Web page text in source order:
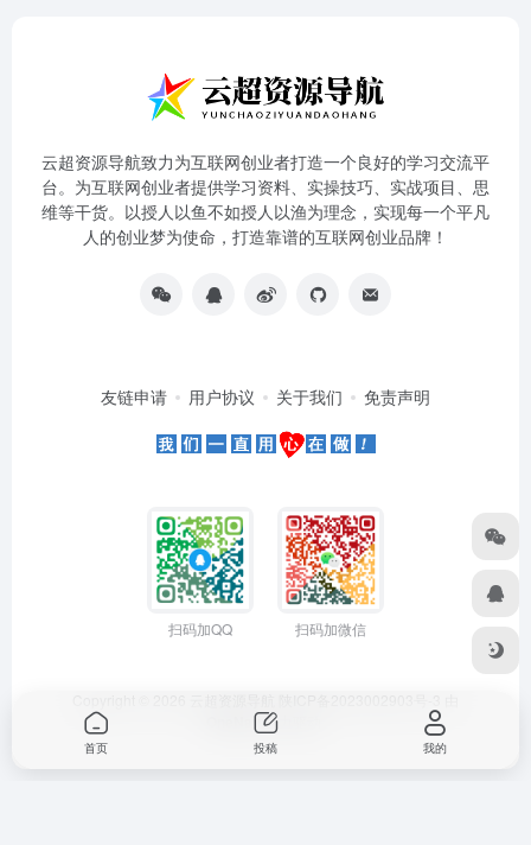
云超资源导航致力为互联网创业者打造一个良好的学习交流平
台。为互联网创业者提供学习资料、实操技巧、实战项目、思
维等干货。以授人以鱼不如授人以渔为理念，实现每一个平凡
人的创业梦为使命，打造靠谱的互联网创业品牌！
友链申请 用户协议 关于我们 免责声明
扫码加QQ 扫码加微信
OneNav强力驱动
首页 投稿 我的